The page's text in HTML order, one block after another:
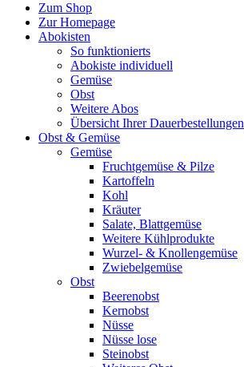
Zum Shop
Zur Homepage
Abokisten
So funktionierts
Abokiste individuell
Gemüse
Obst
Weitere Abos
Übersicht Ihrer Dauerbestellungen
Obst & Gemüse
Gemüse
Fruchtgemüse & Pilze
Kartoffeln
Kohl
Kräuter
Salate, Blattgemüse
Weitere Kühlprodukte
Wurzel- & Knollengemüse
Zwiebelgemüse
Obst
Beerenobst
Kernobst
Nüsse
Nüsse lose
Steinobst